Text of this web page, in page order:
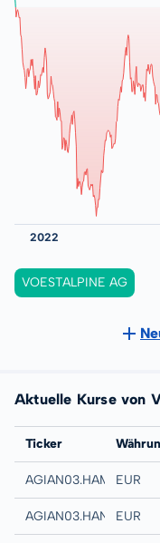
VOESTALPINE AG
Aktuelle Kurse von
Börse
Ticker
Hamburg
AGIAN03.HAMBEUR
Hannover
AGIAN03.HANB EUR